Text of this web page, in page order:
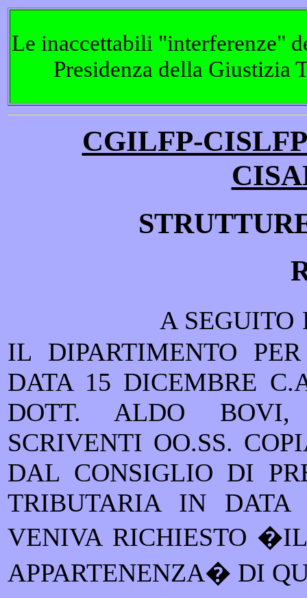
Le inaccettabili "interferenze"
Presidenza della Giustizia
CGILFP-
A SEGUITO
IL DIPARTIMENTO
DATA 15 DICEMBRE
DOTT. ALDO BOVI,
SCRIVENTI OO.SS.
DAL CONSIGLIO DI
TRIBUTARIA IN DATA
VENIVA RICHIESTO
APPARTENENZA� DI